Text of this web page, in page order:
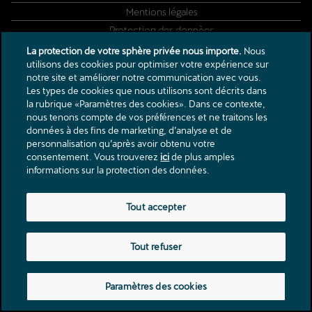
Garage Olympic Rte d'Aproz Sion SA
Route d'Aproz 4, 1950 Sion
info@garageolympic.ch
Tél.: +41 27 323 75 12
Avenue de France 52, 3960 Sierre
info@garageolympic.ch
Tél.:+41 27 455 33 33
Mentions légales
Protection des donnèes
La protection de votre sphère privée nous importe. Nous
utilisons des cookies pour optimiser votre expérience sur
notre site et améliorer notre communication avec vous.
Les types de cookies que nous utilisons sont décrits dans
la rubrique «Paramètres des cookies». Dans ce contexte,
nous tenons compte de vos préférences et ne traitons les
données à des fins de marketing, d’analyse et de
personnalisation qu’après avoir obtenu votre
consentement. Vous trouverezicide plus amples
informations sur la protection des données.
Paramètres des cookies
Tout refuser
Tout accepter